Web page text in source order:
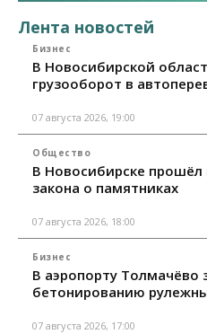
Лента новостей
Бизнес
В Новосибирской
грузооборот в
07 августа 2026, 19:00
Общество
В Новосибирске прошёл
закона о памятниках
07 августа 2026, 18:00
Бизнес
В аэропорту
бетонированию
07 августа 2026, 17:00